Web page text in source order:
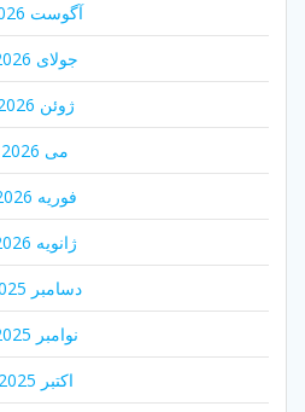
آگوست 2026
جولای 2026
ژوئن 2026
می 2026
فوریه 2026
ژانویه 2026
دسامبر 2025
نوامبر 2025
اکتبر 2025